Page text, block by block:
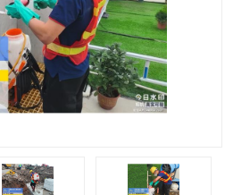
消杀
灭跳蚤
灭蟑螂
灭杀害虫